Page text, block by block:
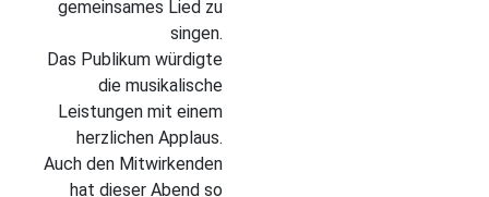
gemeinsames Lied zu
singen.
Das Publikum würdigte
die musikalische
Leistungen mit einem
herzlichen Applaus.
Auch den Mitwirkenden
hat dieser Abend so